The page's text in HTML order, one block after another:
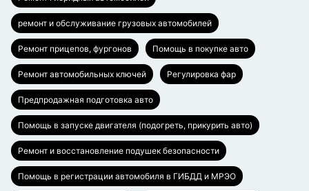
ремонт и обслуживание грузовых автомобилей
Ремонт прицепов, фургонов Помощь в покупке авто
Ремонт автомобильных ключей Регулировка фар
Предпродажная подготовка авто
Помощь в запуске двигателя (подогреть, прикурить авто)
Ремонт и восстановление подушек безопасности
Помощь в регистрации автомобиля в ГИБДД и МРЭО